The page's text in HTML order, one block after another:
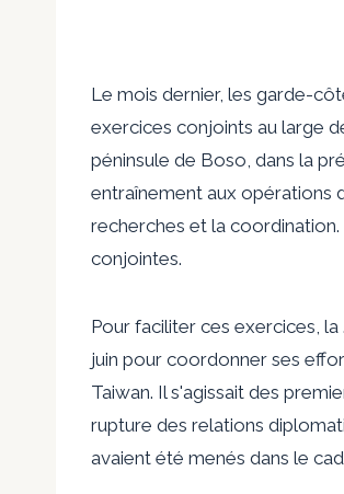
Le mois dernier, les garde-
exercices conjoints au large
péninsule de Boso, dans la
entraînement aux opérations
recherches et la
conjointes.
Pour faciliter ces exercices,
juin pour coordonner ses
Taiwan. Il s'agissait des
rupture des relations
avaient été menés dans le